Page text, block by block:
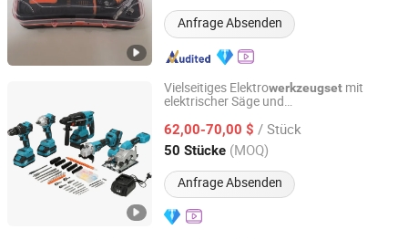
Anfrage Absenden
Vielseitiges Elektrowerkzeugset mit
elektrischer Säge und
62,00-70,00 $ / Stück
50 Stücke (MOQ)
Anfrage Absenden
Hong Kong Lonely Warrior Technology Co., Limited
Hubei, China Seit 2025